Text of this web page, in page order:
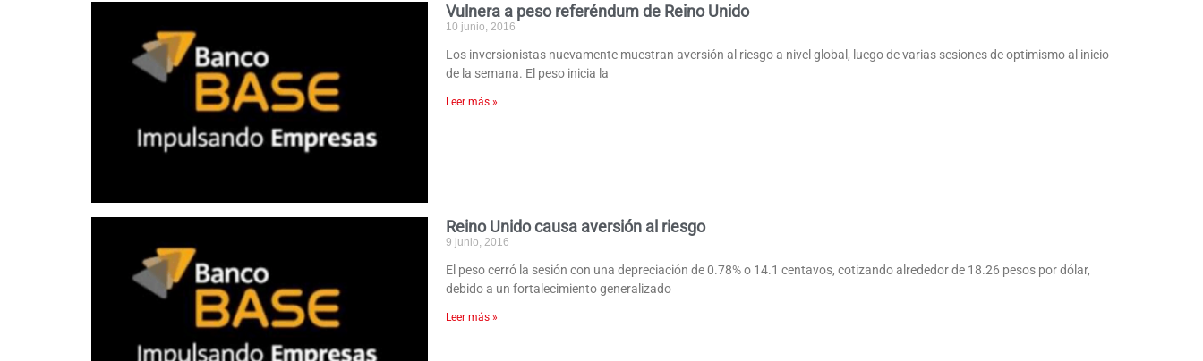
Vulnera a peso referéndum de Reino Unido
10 junio, 2016
Los inversionistas nuevamente muestran aversión al riesgo a nivel global, luego de varias sesiones de optimismo al inicio
de la semana. El peso inicia la
Leer más »
Reino Unido causa aversión al riesgo
9 junio, 2016
El peso cerró la sesión con una depreciación de 0.78% o 14.1 centavos, cotizando alrededor de 18.26 pesos por dólar,
debido a un fortalecimiento generalizado
Leer más »